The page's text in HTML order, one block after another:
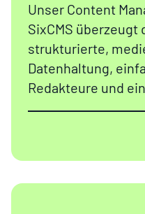
Unser Content
SixCMS überzeugt
strukturierte,
Datenhaltung,
Redakteure und